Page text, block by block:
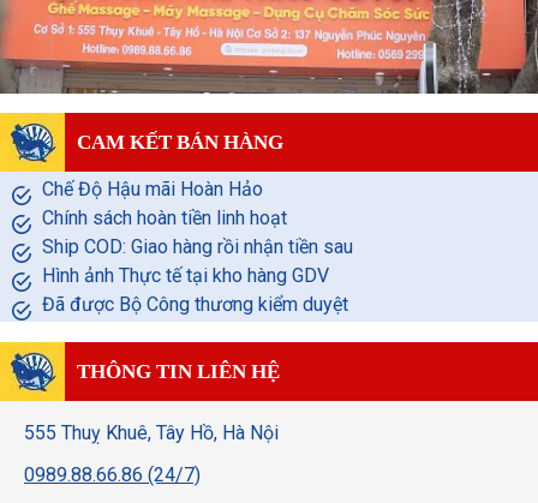
CAM KẾT BÁN HÀNG
Chế Độ Hậu mãi Hoàn Hảo
Chính sách hoàn tiền linh hoạt
Ship COD: Giao hàng rồi nhận tiền sau
Hình ảnh Thực tế tại kho hàng GDV
Đã được Bộ Công thương kiểm duyệt
THÔNG TIN LIÊN HỆ
555 Thuỵ Khuê, Tây Hồ, Hà Nội
0989.88.66.86 (24/7)